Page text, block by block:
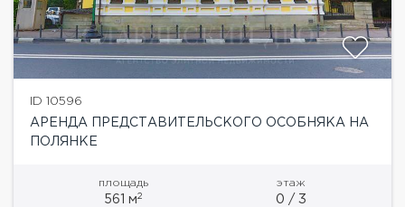
ID 10596
АРЕНДА ПРЕДСТАВИТЕЛЬСКОГО ОСОБНЯКА НА
ПОЛЯНКЕ
площадь
561 м2
этаж
0 / 3